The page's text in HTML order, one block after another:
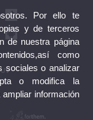
Por ello te
y de terceros
de nuestra página
como
sociales o analizar
o modifica la
información